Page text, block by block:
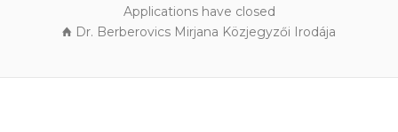
Applications have closed
Dr. Berberovics Mirjana Közjegyzői Irodája